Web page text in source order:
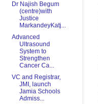
Dr Najish Begum
(centre)with
Justice
MarkandeyKatj...
Advanced
Ultrasound
System to
Strengthen
Cancer Ca...
VC and Registrar,
JMI, launch
Jamia Schools
Admiss...